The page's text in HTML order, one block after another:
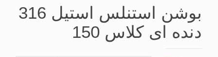
بوشن استنلس استیل 316
دنده ای کلاس 150